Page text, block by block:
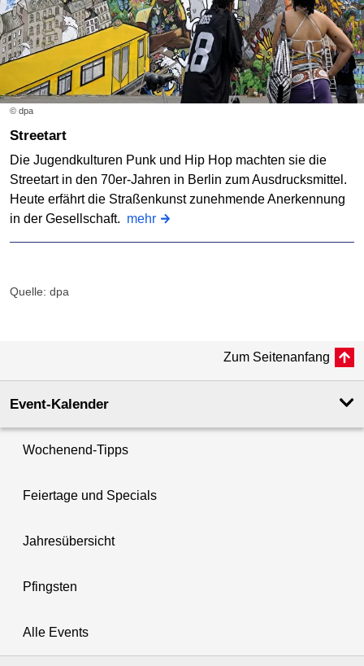
© dpa
Streetart
Die Jugendkulturen Punk und Hip Hop machten sie die
Streetart in den 70er-Jahren in Berlin zum Ausdrucksmittel.
Heute erfährt die Straßenkunst zunehmende Anerkennung
in der Gesellschaft. mehr
Quelle: dpa
Zum Seitenanfang
Event-Kalender
Wochenend-Tipps
Feiertage und Specials
Jahresübersicht
Pfingsten
Alle Events